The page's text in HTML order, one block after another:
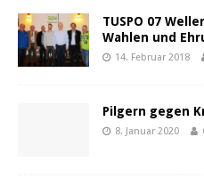
TUSPO 07
Wahlen und
14. Februar 2018
Pilgern gegen
8. Januar 2020